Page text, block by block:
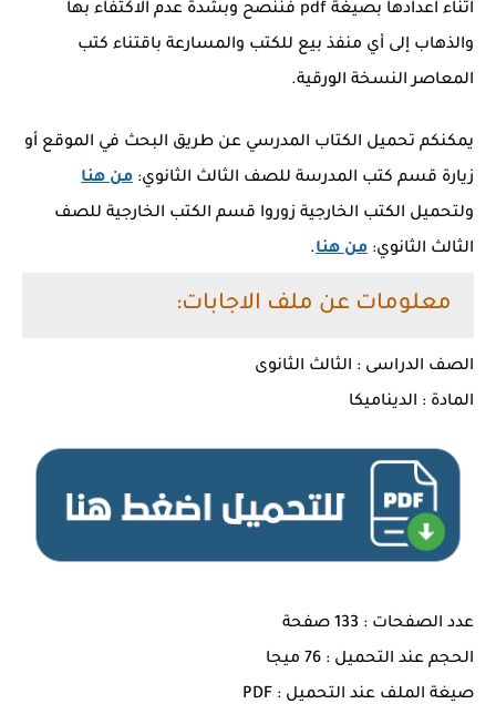
اثناء اعدادها بصيغة pdf فننصح وبشدة عدم الاكتفاء بها
والذهاب إلى أي منفذ بيع للكتب والمسارعة باقتناء كتب
المعاصر النسخة الورقية.
يمكنكم تحميل الكتاب المدرسي عن طريق البحث في الموقع أو
زيارة قسم كتب المدرسة للصف الثالث الثانوي: من هنا
ولتحميل الكتب الخارجية زوروا قسم الكتب الخارجية للصف
الثالث الثانوي: من هنا.
معلومات عن ملف الاجابات:
الصف الدراسى : الثالث الثانوى
المادة : الديناميكا
عدد الصفحات : 133 صفحة
الحجم عند التحميل : 76 ميجا
صيغة الملف عند التحميل : PDF